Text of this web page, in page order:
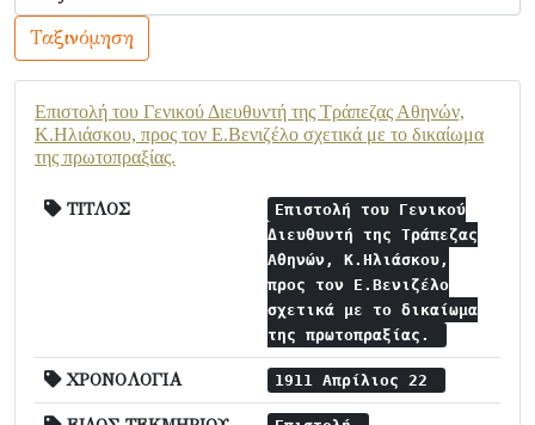
Ταξινόμηση
Επιστολή του Γενικού Διευθυντή της Τράπεζας Αθηνών,
Κ.Ηλιάσκου, προς τον Ε.Βενιζέλο σχετικά με το δικαίωμα
της πρωτοπραξίας.
ΤΙΤΛΟΣ
Επιστολή του Γενικού
Διευθυντή της Τράπεζας
Αθηνών, Κ.Ηλιάσκου,
προς τον Ε.Βενιζέλο
σχετικά με το δικαίωμα
της πρωτοπραξίας.
ΧΡΟΝΟΛΟΓΙΑ 1911 Απρίλιος 22